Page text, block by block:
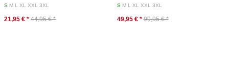
S M L XL XXL3XL
21,95 € * 44,95 € *
S M L XL XXL 3XL
49,95 € * 99,95 € *